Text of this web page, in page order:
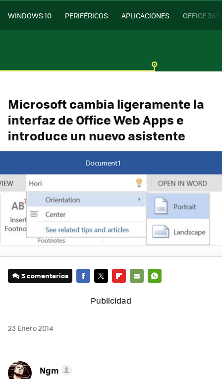
WINDOWS 10 PERIFÉRICOS APLICACIONES OFFICE 365
Microsoft cambia ligeramente la
interfaz de Office Web Apps e
introduce un nuevo asistente
3 comentarios
MAIL
23 Enero 2014
Ngm